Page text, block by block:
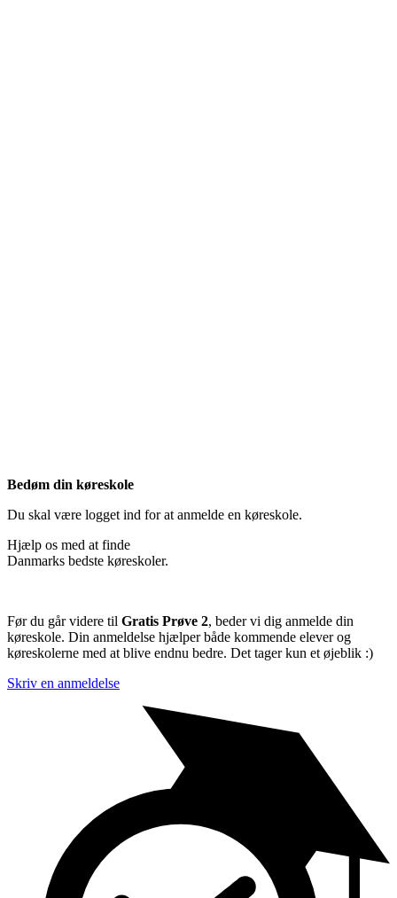
Bedøm din køreskole
Du skal være logget ind for at anmelde en køreskole.
Hjælp os med at finde
Danmarks bedste køreskoler.
Før du går videre til Gratis Prøve 2, beder vi dig anmelde din
køreskole. Din anmeldelse hjælper både kommende elever og
køreskolerne med at blive endnu bedre. Det tager kun et øjeblik :)
Skriv en anmeldelse